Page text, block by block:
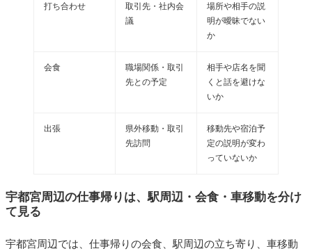
打ち合わせ
取引先・社内会
議
場所や相手の説
明が曖昧でない
か
会食
職場関係・取引
先との予定
相手や店名を聞
くと話を避けな
いか
出張
県外移動・取引
先訪問
移動先や宿泊予
定の説明が変わ
っていないか
宇都宮周辺の仕事帰りは、駅周辺・会食・車移動を分け
て見る
宇都宮周辺では、仕事帰りの会食、駅周辺の立ち寄り、車移動